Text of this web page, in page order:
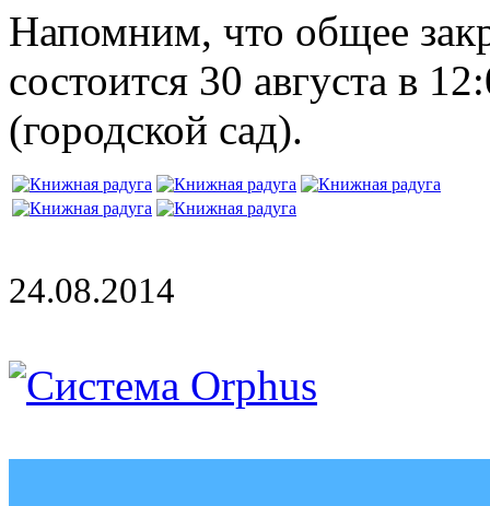
Напомним, что общее
состоится 30 августа в
(городской сад).
24.08.2014